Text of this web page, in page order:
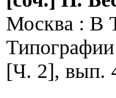
Москва : В
[Ч. 2], вып.